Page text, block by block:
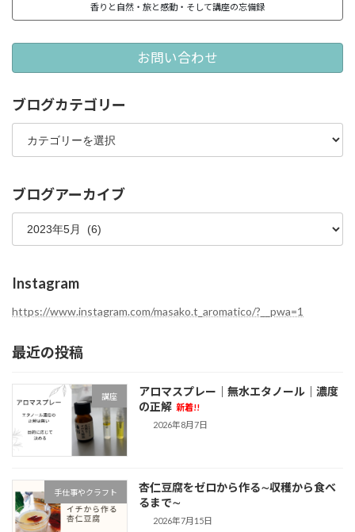
香りと自然・旅と感動・そして講座の忘備録
お問い合わせ
ブログカテゴリー
ブ
グ
テ
ゴ
リ
ブログアーカイブ
ブ
グ
ー
カ
イ
Instagram
https://www.instagram.com/masako.t_aromatico/?__pwa=1
最近の投稿
講座
アロマスプレー｜無水エタノール｜濃度
の正解 新着!!
2026年8月7日
手仕事やクラフト
杏仁豆腐をゼロから作る∼収穫から食べ
るまで∼
2026年7月15日